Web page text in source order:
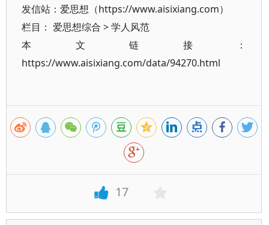
发信站：爱思想（https://www.aisixiang.com）
栏目： 爱思想综合 >学人风范
本文链接：
https://www.aisixiang.com/data/94270.html
17